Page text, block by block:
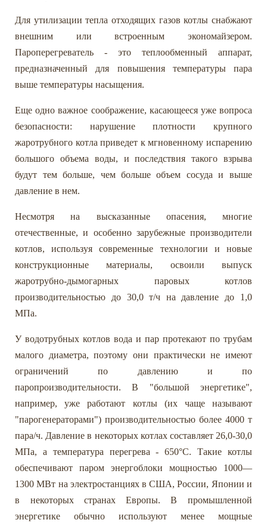
Для утилизации тепла отходящих газов котлы снабжают
внешним или встроенным экономайзером.
Пароперегреватель - это теплообменный аппарат,
предназначенный для повышения температуры пара
выше температуры насыщения.
Еще одно важное соображение, касающееся уже вопроса
безопасности: нарушение плотности крупного
жаротрубного котла приведет к мгновенному испарению
большого объема воды, и последствия такого взрыва
будут тем больше, чем больше объем сосуда и выше
давление в нем.
Несмотря на высказанные опасения, многие
отечественные, и особенно зарубежные производители
котлов, используя современные технологии и новые
конструкционные материалы, освоили выпуск
жаротрубно-дымогарных паровых котлов
производительностью до 30,0 т/ч на давление до 1,0
МПа.
У водотрубных котлов вода и пар протекают по трубам
малого диаметра, поэтому они практически не имеют
ограничений по давлению и по
паропроизводительности. В "большой энергетике",
например, уже работают котлы (их чаще называют
"парогенераторами") производительностью более 4000 т
пара/ч. Давление в некоторых котлах составляет 26,0-30,0
МПа, а температура перегрева - 650°C. Такие котлы
обеспечивают паром энергоблоки мощностью 1000—
1300 МВт на электростанциях в США, России, Японии и
в некоторых странах Европы. В промышленной
энергетике обычно используют менее мощные